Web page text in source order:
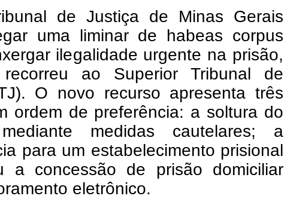
de Justiça de Minas Gerais
uma liminar de habeas corpus
ilegalidade urgente na prisão,
ao Superior Tribunal de
O novo recurso apresenta três
ordem de preferência: a soltura do
medidas cautelares; a
para um estabelecimento prisional
a concessão de prisão domiciliar
eletrônico.